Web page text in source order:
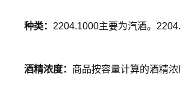
种类： 2204.1000主要为汽酒。
酒精浓度： 商品按容量计算的酒精浓